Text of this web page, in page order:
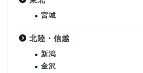
宮城
北陸・信越
新潟
金沢